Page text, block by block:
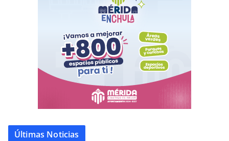
Últimas Noticias